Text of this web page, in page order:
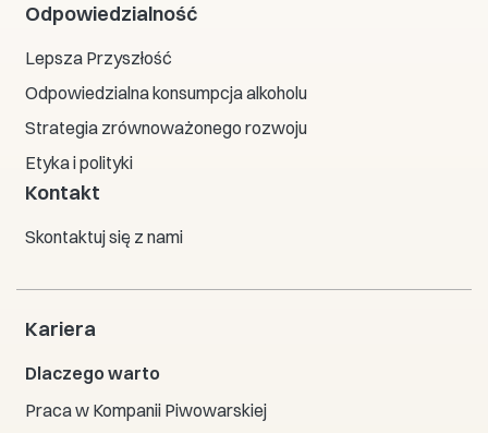
Odpowiedzialność
Lepsza Przyszłość
Odpowiedzialna konsumpcja alkoholu
Strategia zrównoważonego rozwoju
Etyka i polityki
Kontakt
Skontaktuj się z nami
Kariera
Dlaczego warto
Praca w Kompanii Piwowarskiej